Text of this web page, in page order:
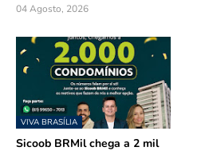
04 Agosto, 2026
VIVA BRASÍLIA
Sicoob BRMil chega a 2 mil